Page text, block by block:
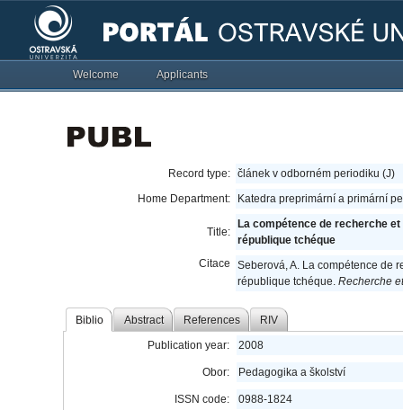
Welcome Applicants
Record type: článek v odborném periodiku (J)
Home Department:
Katedra preprimární a primární
Title:
La compétence de recherche
république tchéque
Citace
Seberová, A. La compétence de
république tchéque. Recherche
Biblio Abstract References RIV
Publication year: 2008
Obor: Pedagogika a školství
ISSN code: 0988-1824